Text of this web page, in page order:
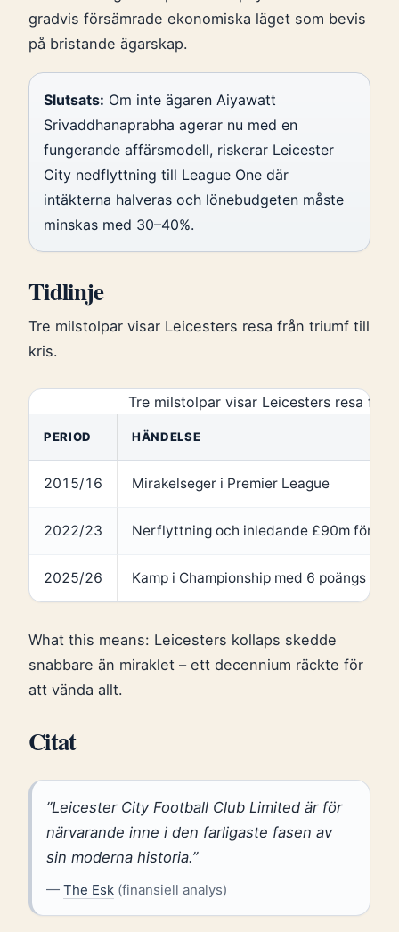
gradvis försämrade ekonomiska läget som bevis
på bristande ägarskap.
Slutsats: Om inte ägaren Aiyawatt
Srivaddhanaprabha agerar nu med en
fungerande affärsmodell, riskerar Leicester
City nedflyttning till League One där
intäkterna halveras och lönebudgeten måste
minskas med 30–40%.
Tidlinje
Tre milstolpar visar Leicesters resa från triumf till
kris.
Tre milstolpar visar Leicesters resa
PERIOD HÄNDELSE
2015/16 Mirakelseger i Premier League
2022/23 Nerflyttning och inledande £90m
2025/26 Kamp i Championship med 6 poängs
What this means: Leicesters kollaps skedde
snabbare än miraklet – ett decennium räckte för
att vända allt.
Citat
”Leicester City Football Club Limited är för
närvarande inne i den farligaste fasen av
sin moderna historia.”
— The Esk (finansiell analys)